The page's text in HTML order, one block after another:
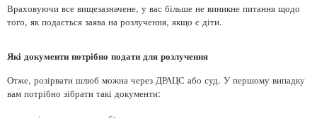
Враховуючи все вищезазначене, у вас більше не виникне питання щодо
того, як подається заява на розлучення, якщо є діти.
Які документи потрібно подати для розлучення
Отже, розірвати шлюб можна через ДРАЦС або суд. У першому випадку
вам потрібно зібрати такі документи: